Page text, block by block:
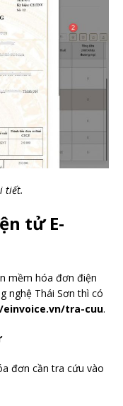
tiết.
tử E-
mềm hóa đơn điện
nghệ Thái Sơn thì có
tra-cuu.
đơn cần tra cứu vào